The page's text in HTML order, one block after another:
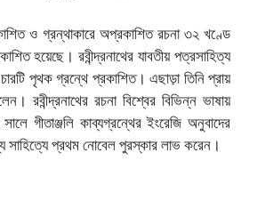
ও গ্রন্থাকারে অপ্রকাশিত রচনা ৩২ খণ্ডে
হয়েছে। রবীন্দ্রনাথের যাবতীয় পত্রসাহিত্য
পৃথক গ্রন্থে প্রকাশিত। এছাড়া তিনি প্রায়
রবীন্দ্রনাথের রচনা বিশ্বের বিভিন্ন ভাষায়
গীতাঞ্জলি কাব্যগ্রন্থের ইংরেজি অনুবাদের
সাহিত্যে প্রথম নোবেল পুরস্কার লাভ করেন।